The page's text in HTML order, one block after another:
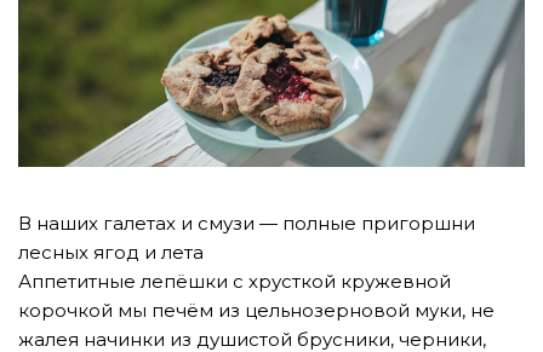
В наших галетах и смузи — полные пригоршни
лесных ягод и лета
Аппетитные лепёшки с хрусткой кружевной
корочкой мы печём из цельнозерновой муки, не
жалея начинки из душистой брусники, черники,